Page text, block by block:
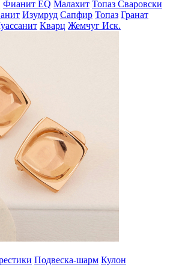
Фианит EQ Малахит Топаз Сваровски
Изумруд Сапфир Топаз Гранат
Кварц Жемчуг Иск.
Подвеска-шарм Кулон